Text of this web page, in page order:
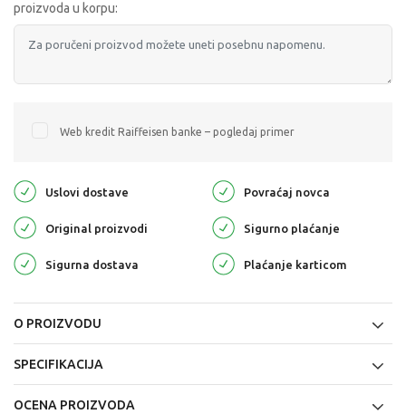
proizvoda u korpu:
Web kredit Raiffeisen banke – pogledaj primer
Uslovi dostave Povraćaj novca
Original proizvodi Sigurno plaćanje
Sigurna dostava Plaćanje karticom
O PROIZVODU
SPECIFIKACIJA
OCENA PROIZVODA